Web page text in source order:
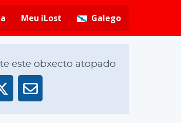
Meu iLost Galego
este obxecto atopado